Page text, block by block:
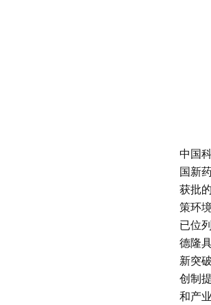
中国
国新
获批
策环
已位
德隆
新突
创制
和产